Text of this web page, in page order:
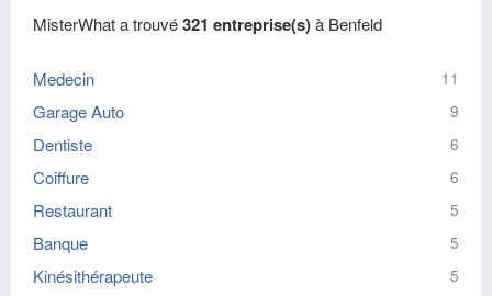
MisterWhat a trouvé321 entreprise(s)à Benfeld
Medecin 11
Garage Auto 9
Dentiste 6
Coiffure 6
Restaurant 5
Banque 5
Kinésithérapeute 5